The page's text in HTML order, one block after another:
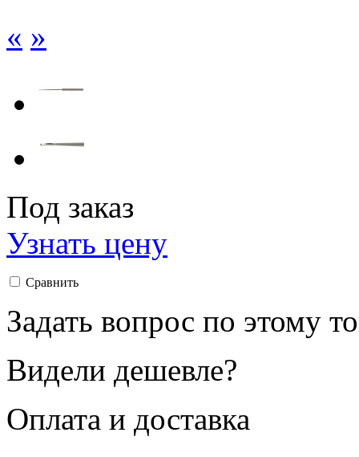
« »
Под заказ
Узнать цену
Сравнить
Задать вопрос по этому
Видели дешевле?
Оплата и доставка